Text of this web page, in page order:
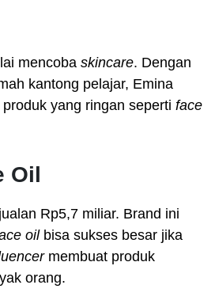
mencoba skincare. Dengan
kantong pelajar, Emina
yang ringan seperti face
Oil
Rp5,7 miliar. Brand ini
oilbisa sukses besar jika
membuat produk
orang.